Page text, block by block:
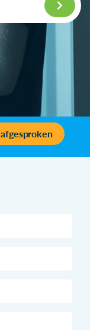
.afgesproken